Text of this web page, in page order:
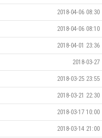
2018-04-06 08:30
2018-04-06 08:10
2018-04-01 23:36
2018-03-27
2018-03-25 23:55
2018-03-21 22:30
2018-03-17 10:00
2018-03-14 21:00